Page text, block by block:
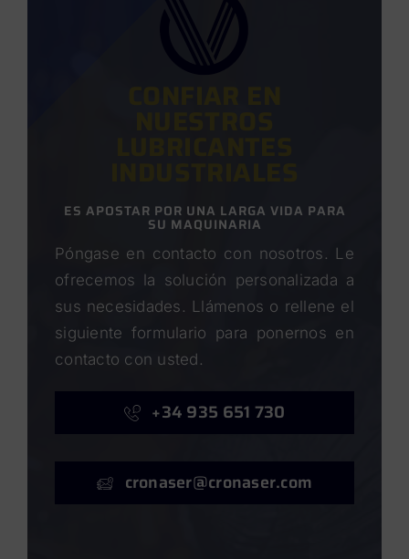
ES APOSTAR POR UNA LARGA VIDA PARA
SU MAQUINARIA
Póngase en contacto con nosotros. Le
ofrecemos la solución personalizada a
sus necesidades. Llámenos o rellene el
siguiente formulario para ponernos en
contacto con usted.
+34 935 651 730
cronaser@cronaser.com